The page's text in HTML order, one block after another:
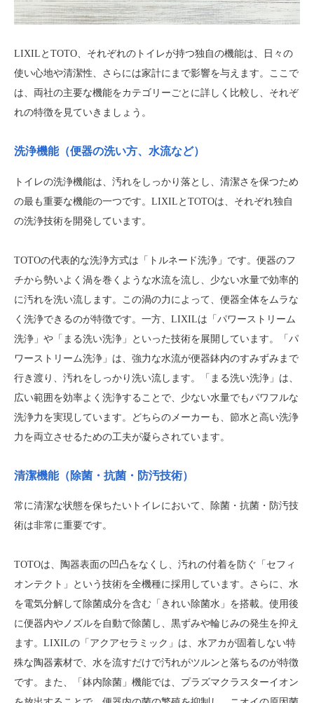
LIXILとTOTO、それぞれのトイレが持つ独自の機能は、日々の
使い心地や清潔性、さらには家計にまで影響を与えます。ここで
は、両社の主要な機能をカテゴリーごとに詳しく比較し、それぞ
れの特徴を見ていきましょう。
洗浄機能（便器の洗い方、水流など）
トイレの洗浄機能は、汚れをしっかり落とし、清潔さを保つため
の最も重要な機能の一つです。LIXILとTOTOは、それぞれ独自
の洗浄技術を開発しています。
TOTOの代表的な洗浄方式は「トルネード洗浄」です。便器のフ
チから勢いよく渦を巻くような水流を流し、少ない水量で効率的
に汚れを洗い流します。この渦の力によって、便器全体をムラな
く洗浄できるのが特徴です。一方、LIXILは「パワーストリーム
洗浄」や「まる洗い洗浄」といった技術を展開しています。「パ
ワーストリーム洗浄」は、強力な水流が便器鉢内のすみずみまで
行き渡り、汚れをしっかり洗い流します。「まる洗い洗浄」は、
広い範囲を効率よく洗浄することで、少ない水量でもパワフルな
洗浄力を実現しています。どちらのメーカーも、節水と高い洗浄
力を両立させるための工夫が凝らされています。
清潔機能（除菌・抗菌・防汚技術）
常に清潔な状態を保ちたいトイレにおいて、除菌・抗菌・防汚技
術は非常に重要です。
TOTOは、陶器表面の凹凸をなくし、汚れの付着を防ぐ「セフィ
オンテクト」という技術を全機種に採用しています。さらに、水
を電気分解して除菌成分を含む「きれい除菌水」を搭載。使用後
に便器内やノズルを自動で除菌し、黒ずみや輪じみの発生を抑え
ます。LIXILの「アクアセラミック」は、水アカが固着しない特
殊な陶器素材で、水を流すだけで汚れがツルンと落ちるのが特徴
です。また、「鉢内除菌」機能では、プラズマクラスターイオン